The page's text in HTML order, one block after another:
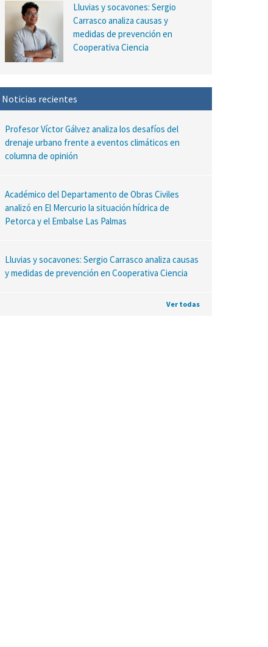
Lluvias y socavones: Sergio
Carrasco analiza causas y
medidas de prevención en
Cooperativa Ciencia
Noticias recientes
Profesor Víctor Gálvez analiza los desafíos del
drenaje urbano frente a eventos climáticos en
columna de opinión
Académico del Departamento de Obras Civiles
analizó en El Mercurio la situación hídrica de
Petorca y el Embalse Las Palmas
Lluvias y socavones: Sergio Carrasco analiza causas
y medidas de prevención en Cooperativa Ciencia
Ver todas